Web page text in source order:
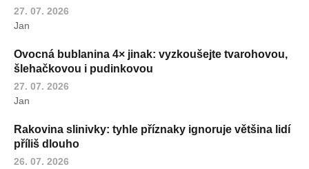
27. 07. 2026
Jan
Ovocná bublanina 4× jinak: vyzkoušejte tvarohovou,
šlehačkovou i pudinkovou
27. 07. 2026
Jan
Rakovina slinivky: tyhle příznaky ignoruje většina lidí
příliš dlouho
26. 07. 2026